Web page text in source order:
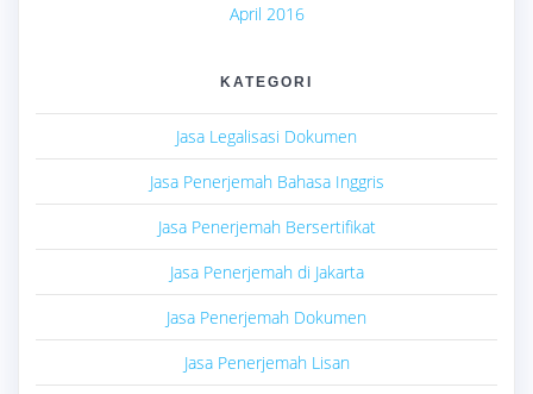
April 2016
KATEGORI
Jasa Legalisasi Dokumen
Jasa Penerjemah Bahasa Inggris
Jasa Penerjemah Bersertifikat
Jasa Penerjemah di Jakarta
Jasa Penerjemah Dokumen
Jasa Penerjemah Lisan